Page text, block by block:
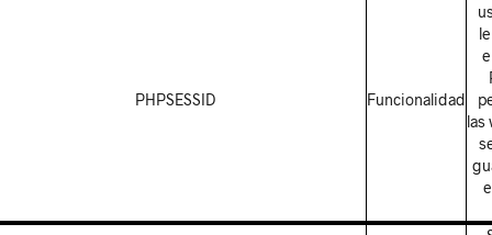
PHPSESSID Funcionalidad
las